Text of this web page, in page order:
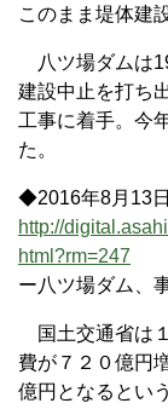
このまま堤体建
八ツ場ダムは
建設中止を打ち
工事に着手。今
た。
◆2016年8月13
http://
html?rm=247
ー八ツ場ダム、
国土交通省は
費が７２０億円
億円となるという